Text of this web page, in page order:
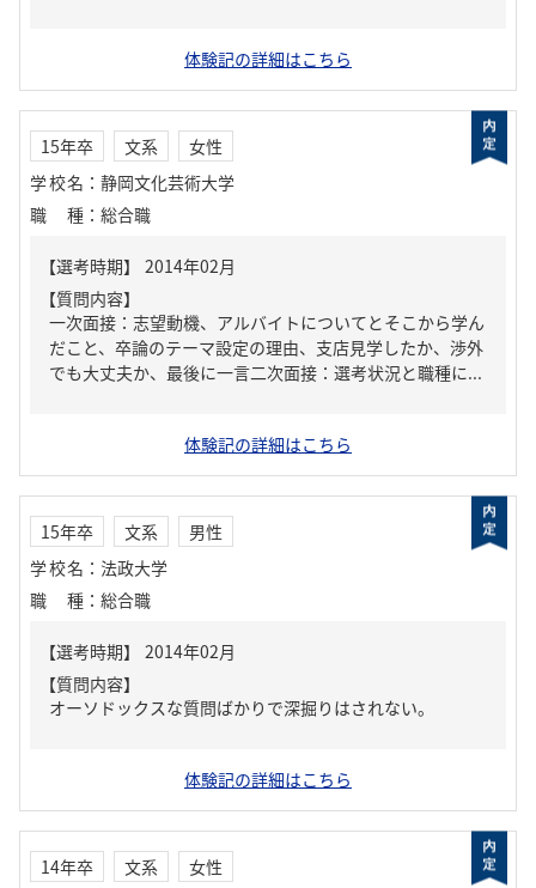
体験記の詳細はこちら
15年卒 文系
女性
学校名 ： 静岡文化芸術大学
職種 ： 総合職
【質問内容】
一次面接：志望動機、アルバイトについてとそこから学ん
だこと、卒論のテーマ設定の理由、支店見学したか、渉外
でも大丈夫か、最後に一言二次面接：選考状況と職種に...
体験記の詳細はこちら
15年卒 文系
男性
学校名 ： 法政大学
職種 ： 総合職
【質問内容】
オーソドックスな質問ばかりで深掘りはされない。
体験記の詳細はこちら
14年卒 文系
女性